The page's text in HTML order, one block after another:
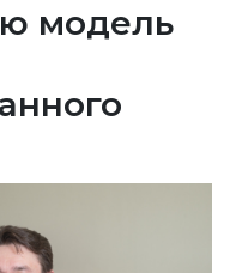
модель